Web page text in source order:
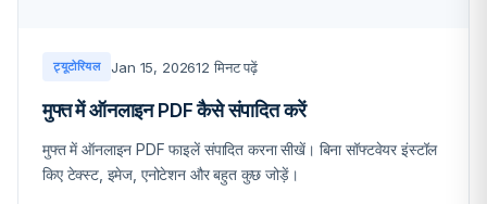
ट्यूटोरियल Jan 15, 202612 मिनट पढ़ें
मुफ्त में ऑनलाइन PDF कैसे संपादित करें
मुफ्त में ऑनलाइन PDF फाइलें संपादित करना सीखें। बिना सॉफ्टवेयर इंस्टॉल
किए टेक्स्ट, इमेज, एनोटेशन और बहुत कुछ जोड़ें।